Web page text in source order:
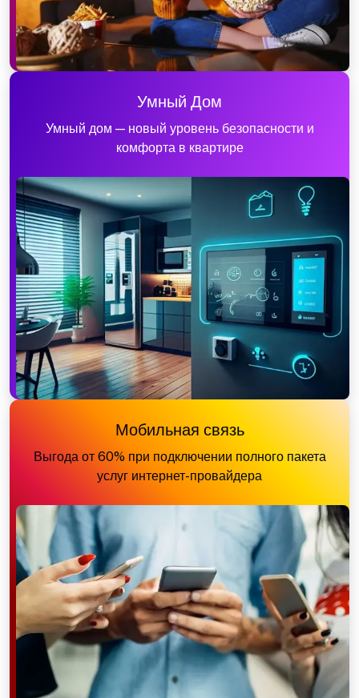
Умный Дом
Умный дом — новый уровень безопасности и
комфорта в квартире
Мобильная связь
Выгода от 60% при подключении полного пакета
услуг интернет-провайдера